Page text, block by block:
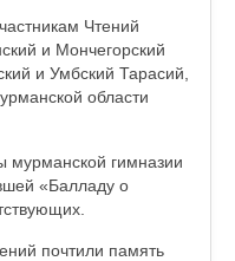
Чтений
и Мончегорский
и Умбский Тарасий,
области
мурманской гимназии
«Балладу о
почтили память